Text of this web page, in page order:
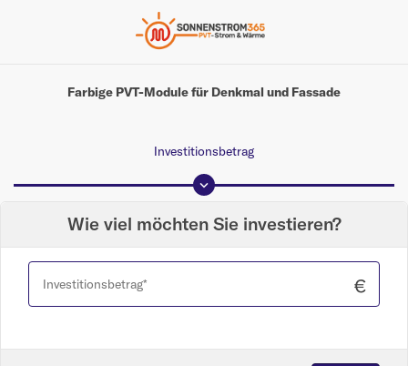
Farbige PVT-Module für Denkmal und Fassade
Investitionsbetrag
Wie viel möchten Sie investieren?
€